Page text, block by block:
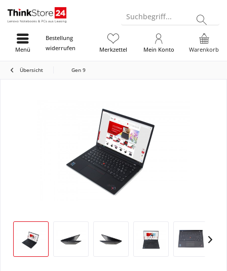
Suchbegriff...
Bestellung
widerrufen
Warenkorb
Merkzettel Mein Konto
Menü
Übersicht Gen 9